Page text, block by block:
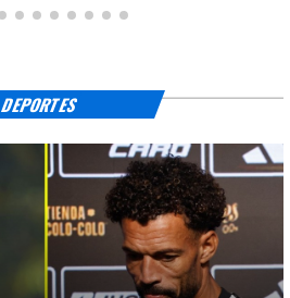
DEPORTES